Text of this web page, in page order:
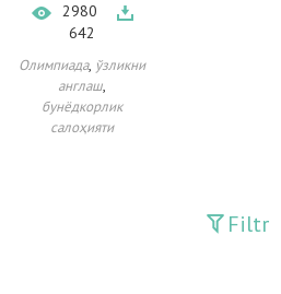
2980
642
Олимпиада, ўзликни
англаш,
бунёдкорлик
салоҳияти
Filtr